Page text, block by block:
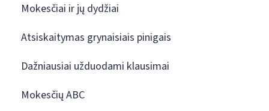
Mokesčiai ir jų dydžiai
Atsiskaitymas grynaisiais pinigais
Dažniausiai užduodami klausimai
Mokesčių ABC